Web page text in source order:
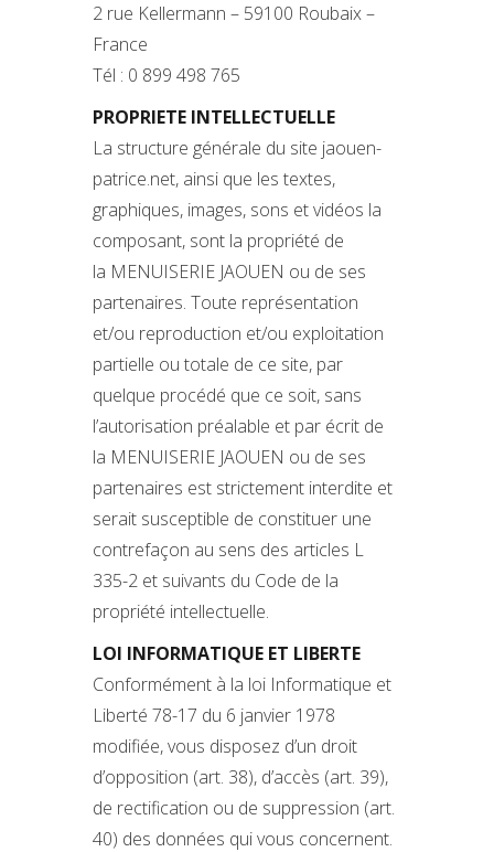
2 rue Kellermann – 59100 Roubaix –
France
Tél : 0 899 498 765
PROPRIETE INTELLECTUELLE
La structure générale du site jaouen-
patrice.net, ainsi que les textes,
graphiques, images, sons et vidéos la
composant, sont la propriété de
la MENUISERIE JAOUEN ou de ses
partenaires. Toute représentation
et/ou reproduction et/ou exploitation
partielle ou totale de ce site, par
quelque procédé que ce soit, sans
l’autorisation préalable et par écrit de
la MENUISERIE JAOUEN ou de ses
partenaires est strictement interdite et
serait susceptible de constituer une
contrefaçon au sens des articles L
335-2 et suivants du Code de la
propriété intellectuelle.
LOI INFORMATIQUE ET LIBERTE
Conformément à la loi Informatique et
Liberté 78-17 du 6 janvier 1978
modifiée, vous disposez d’un droit
d’opposition (art. 38), d’accès (art. 39),
de rectification ou de suppression (art.
40) des données qui vous concernent.